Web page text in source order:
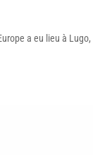
a eu lieu à